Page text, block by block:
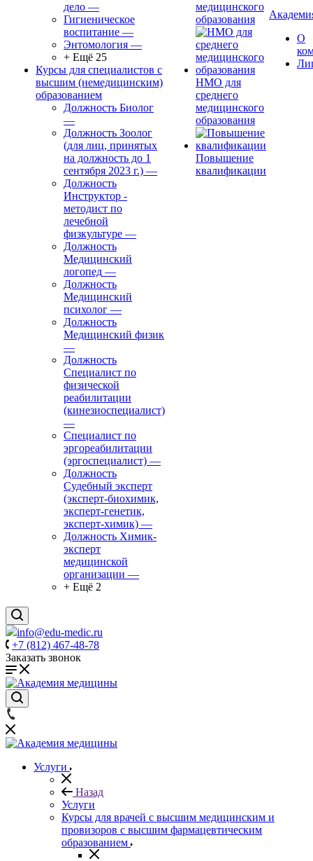
дело —
Гигиеническое
воспитание —
Энтомология —
+ Ещё 25
Курсы для специалистов с
высшим (немедицинским)
образованием
Должность Биолог
—
Должность Зоолог
(для лиц, принятых
на должность до 1
сентября 2023 г.) —
Должность
Инструктор -
методист по
лечебной
физкультуре —
Должность
Медицинский
логопед —
Должность
Медицинский
психолог —
Должность
Медицинский физик
—
Должность
Специалист по
физической
реабилитации
(кинезиоспециалист)
—
Специалист по
эргореабилитации
(эргоспециалист) —
Должность
Судебный эксперт
(эксперт-биохимик,
эксперт-генетик,
эксперт-химик) —
Должность Химик-
эксперт
медицинской
организации —
+ Ещё 2
медицинского
образования
НМО для
среднего
медицинского
образования
Повышение
квалификации
О
info@edu-medic.ru
+7 (812) 467-48-78
Заказать звонок
Услуги
Назад
Услуги
Курсы для врачей с высшим медицинским и
провизоров с высшим фармацевтическим
образованием